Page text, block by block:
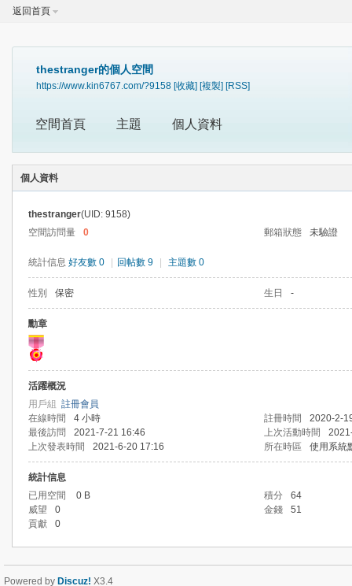
返回首頁
thestranger的個人空間
https://www.kin6767.com/?9158 [收藏] [複製] [RSS]
空間首頁 主題 個人資料
個人資料
thestranger(UID: 9158)
空間訪問量
0 郵箱狀態 未驗證
統計信息 好友數 0 回帖數 9 主題數 0
性別 保密 生日 -
勳章
活躍概況
用戶組 註冊會員
在線時間
4 小時 註冊時間
2020-2-
最後訪問
2021-7-21 16:46 上次活動時間
上次發表時間
2021-6-20 17:16 所在時區 使用系統
統計信息
已用空間
0 B 積分
64
威望
0 金錢
51
貢獻
0
Powered by Discuz! X3.4